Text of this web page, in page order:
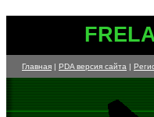
Главная | PDA версия сайта |